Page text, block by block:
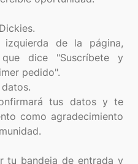
de la página,
dice "Suscríbete y
pedido".
tus datos y te
como agradecimiento
tu bandeja de entrada y